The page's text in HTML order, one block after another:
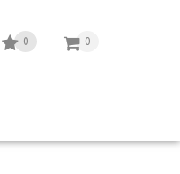
0
0